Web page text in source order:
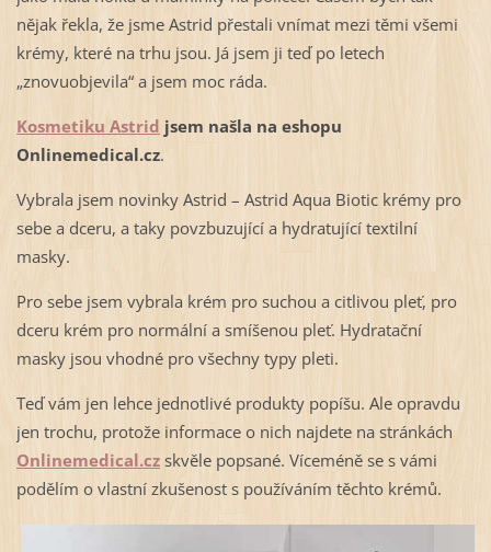
nějak řekla, že jsme Astrid přestali vnímat mezi těmi všemi
krémy, které na trhu jsou. Já jsem ji teď po letech
„znovuobjevila“ a jsem moc ráda.
Kosmetiku Astrid jsem našla na eshopu
Onlinemedical.cz.
Vybrala jsem novinky Astrid – Astrid Aqua Biotic krémy pro
sebe a dceru, a taky povzbuzující a hydratující textilní
masky.
Pro sebe jsem vybrala krém pro suchou a citlivou pleť, pro
dceru krém pro normální a smíšenou pleť. Hydratační
masky jsou vhodné pro všechny typy pleti.
Teď vám jen lehce jednotlivé produkty popíšu. Ale opravdu
jen trochu, protože informace o nich najdete na stránkách
Onlinemedical.czskvěle popsané. Víceméně se s vámi
podělím o vlastní zkušenost s používáním těchto krémů.